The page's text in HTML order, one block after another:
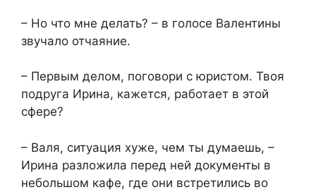
– Но что мне делать? – в голосе Валентины
звучало отчаяние.
– Первым делом, поговори с юристом. Твоя
подруга Ирина, кажется, работает в этой
сфере?
– Валя, ситуация хуже, чем ты думаешь, –
Ирина разложила перед ней документы в
небольшом кафе, где они встретились во